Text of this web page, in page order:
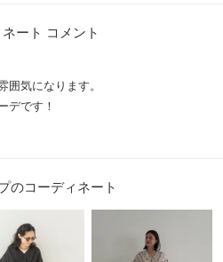
ート コメント
囲気になります。
デです！
のコーディネート